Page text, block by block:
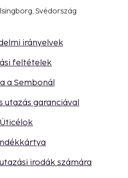
Svédország
irányelvek
feltételek
a Sembonál
utazás garanciával
Úticélok
irodák számára